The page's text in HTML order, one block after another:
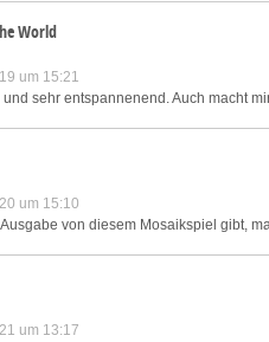
World
um 15:21
sehr entspannenend. Auch macht
um 15:10
von diesem Mosaikspiel gibt,
um 13:17